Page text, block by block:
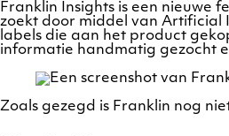
Franklin Insights is een nieuwe
zoekt door middel van Artificial
labels die aan het product
informatie handmatig gezocht
Zoals gezegd is Franklin nog